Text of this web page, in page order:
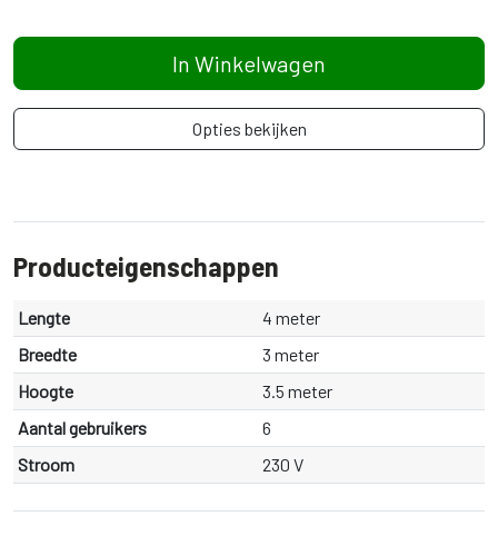
In Winkelwagen
Opties bekijken
Producteigenschappen
Lengte
4 meter
Breedte
3 meter
Hoogte
3.5 meter
Aantal gebruikers
6
Stroom
230 V